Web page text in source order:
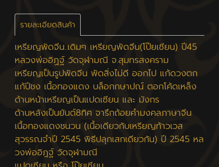
รายละเอียดสินค้า
เหรียญพัดจีน..เดิมๆ เหรียญพัดจีน(โป๊ยเซียน) ปี45
หลวงพ่ออิฏฐ์ วัดจุฬามณี จ.สุมทรสงคราม
เหรียญเป็นรูปพัดจีน พัดสิ่งไม่ดี ออกไป แก้ดวงตก
แก้ปีชง เนื้อทองแดง บล็อกกษาปณ์ ตอกโค้ดเหล็ง
ด้านหน้าเหรียญเป็นแปดเซียน และ มังกร
ด้านหลังเป็นยันต์8ทิศ จารึกถ้อยคำมงคลภาษาจีน
เนื้อทองแดงชนวน (เนื้อเดียวกับเหรียญท้าวเวส
สุวรรณจำปี 2545 พิธีปลุกเสกเดียวกัน) ปี 2545 หล
วงพ่ออิฎฐ์ วัดจุฬามณี